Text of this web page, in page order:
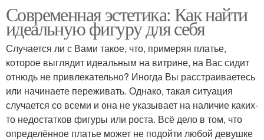
Современная эстетика: Как найти
идеальную фигуру для себя
Случается ли с Вами такое, что, примеряя платье,
которое выглядит идеальным на витрине, на Вас сидит
отнюдь не привлекательно? Иногда Вы расстраиваетесь
или начинаете переживать. Однако, такая ситуация
случается со всеми и она не указывает на наличие каких-
то недостатков фигуры или роста. Всё дело в том, что
определённое платье может не подойти любой девушке